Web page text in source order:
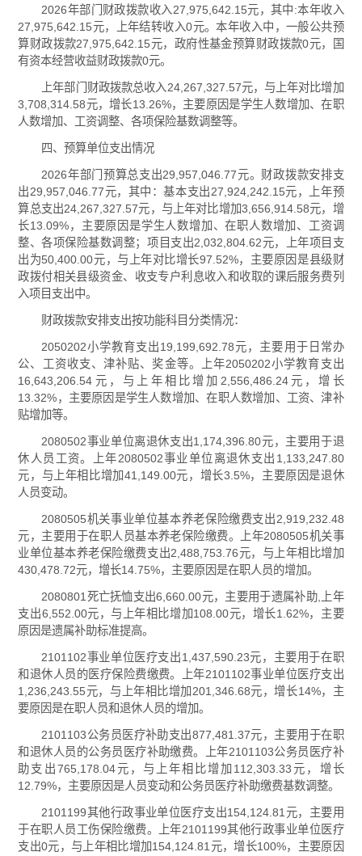
2026年部门财政拨款收入27,975,642.15元，其中:本年收入
27,975,642.15元，上年结转收入0元。本年收入中，一般公共预
算财政拨款27,975,642.15元，政府性基金预算财政拨款0元，国
有资本经营收益财政拨款0元。
上年部门财政拨款总收入24,267,327.57元，与上年对比增加
3,708,314.58元，增长13.26%，主要原因是学生人数增加、在职
人数增加、工资调整、各项保险基数调整等。
四、预算单位支出情况
2026年部门预算总支出29,957,046.77元。财政拨款安排支
出29,957,046.77元，其中：基本支出27,924,242.15元，上年预
算总支出24,267,327.57元，与上年对比增加3,656,914.58元，增
长13.09%，主要原因是学生人数增加、在职人数增加、工资调
整、各项保险基数调整；项目支出2,032,804.62元，上年项目支
出为50,400.00元，与上年对比增长97.52%，主要原因是县级财
政拨付相关县级资金、收支专户利息收入和收取的课后服务费列
入项目支出中。
财政拨款安排支出按功能科目分类情况：
2050202小学教育支出19,199,692.78元，主要用于日常办
公、工资收支、津补贴、奖金等。上年2050202小学教育支出
16,643,206.54元，与上年相比增加2,556,486.24元，增长
13.32%，主要原因是学生人数增加、在职人数增加、工资、津补
贴增加等。
2080502事业单位离退休支出1,174,396.80元，主要用于退
休人员工资。上年2080502事业单位离退休支出1,133,247.80
元，与上年相比增加41,149.00元，增长3.5%，主要原因是退休
人员变动。
2080505机关事业单位基本养老保险缴费支出2,919,232.48
元，主要用于在职人员基本养老保险缴费。上年2080505机关事
业单位基本养老保险缴费支出2,488,753.76元，与上年相比增加
430,478.72元，增长14.75%，主要原因是在职人员的增加。
2080801死亡抚恤支出6,660.00元，主要用于遗属补助,上年
支出6,552.00元，与上年相比增加108.00元，增长1.62%，主要
原因是遗属补助标准提高。
2101102事业单位医疗支出1,437,590.23元，主要用于在职
和退休人员的医疗保险费缴费。上年2101102事业单位医疗支出
1,236,243.55元，与上年相比增加201,346.68元，增长14%，主
要原因是在职人员和退休人员的增加。
2101103公务员医疗补助支出877,481.37元，主要用于在职
和退休人员的公务员医疗补助缴费。上年2101103公务员医疗补
助支出765,178.04元，与上年相比增加112,303.33元，增长
12.79%，主要原因是人员变动和公务员医疗补助缴费基数调整。
2101199其他行政事业单位医疗支出154,124.81元，主要用
于在职人员工伤保险缴费。上年2101199其他行政事业单位医疗
支出0元，与上年相比增加154,124.81元，增长100%，主要原因